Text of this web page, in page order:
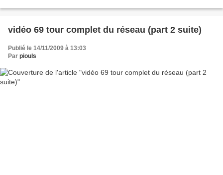
vidéo 69 tour complet du réseau (part 2 suite)
Publié le 14/11/2009 à 13:03
Par piouls